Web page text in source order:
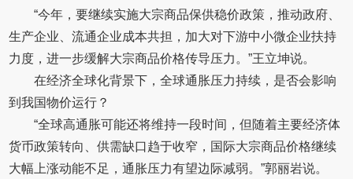
“今年，要继续实施大宗商品保供稳价政策，推动政府、
生产企业、流通企业成本共担，加大对下游中小微企业扶持
力度，进一步缓解大宗商品价格传导压力。”王立坤说。
在经济全球化背景下，全球通胀压力持续，是否会影响
到我国物价运行？
“全球高通胀可能还将维持一段时间，但随着主要经济体
货币政策转向、供需缺口趋于收窄，国际大宗商品价格继续
大幅上涨动能不足，通胀压力有望边际减弱。”郭丽岩说。